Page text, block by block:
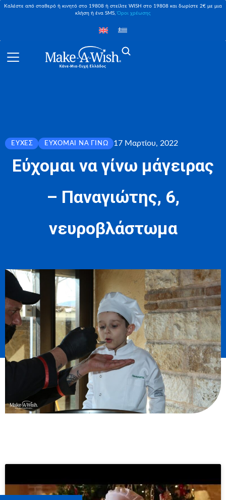
Καλέστε από σταθερό ή κινητό στο 19808 ή στείλτε WISH στο 19808 και δωρίστε 2€ με μια
κλήση ή ένα SMS,Όροι χρέωσης
ΕΥΧΈΣ ΕΎΧΟΜΑΙ ΝΑ ΓΊΝΩ 17 Μαρτίου, 2022
Εύχομαι να γίνω μάγειρας
– Παναγιώτης, 6,
νευροβλάστωμα